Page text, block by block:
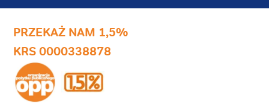
PRZEKAŻ NAM 1,5%
KRS 0000338878